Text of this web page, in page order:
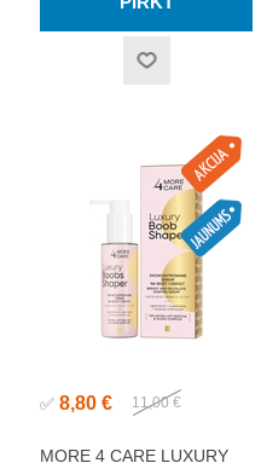
✅ 8,80 € 11,00 €
MORE 4 CARE LUXURY